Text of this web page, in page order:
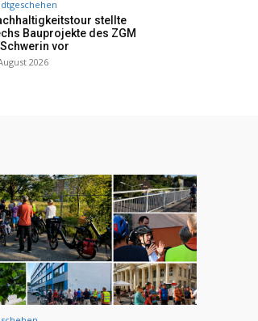
stellte
Bauprojekte des ZGM
vor
2026